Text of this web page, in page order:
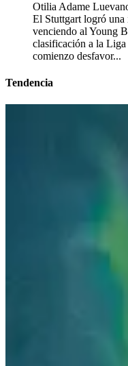
Otilia Adame
El Stuttgart logró una
venciendo al Young
clasificación a la Liga
comienzo desfavor...
Tendencia